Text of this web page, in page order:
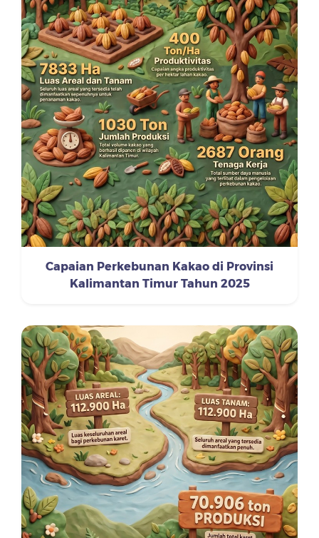
Capaian Perkebunan Kakao di Provinsi
Kalimantan Timur Tahun 2025